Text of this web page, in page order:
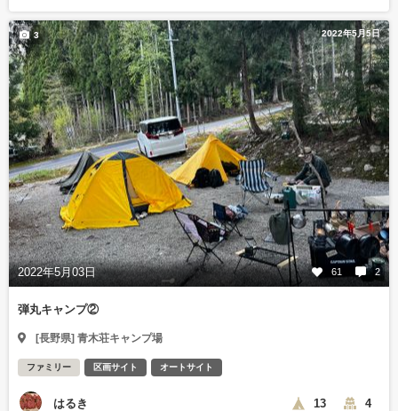
2022年5月5日
2022年5月03日 61 2
3
弾丸キャンプ②
[長野県] 青木荘キャンプ場
ファミリー 区画サイト オートサイト
はるき 13 4